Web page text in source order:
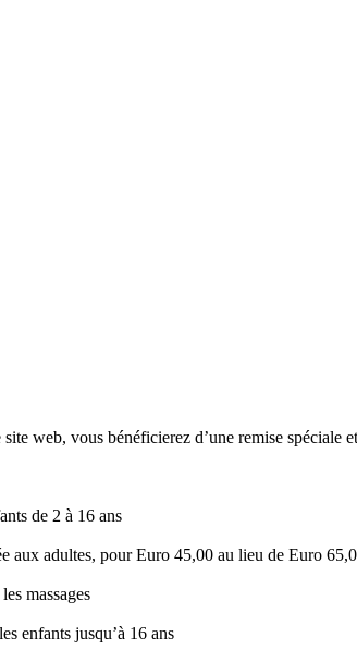
web, vous bénéficierez d’une remise spéciale
de 2 à 16 ans
aux adultes, pour Euro 45,00 au lieu de Euro
massages
enfants jusqu’à 16 ans